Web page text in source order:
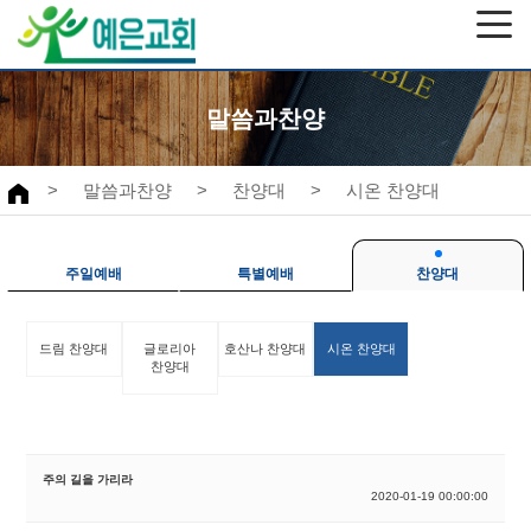
말씀과찬양
> 말씀과찬양 > 찬양대 > 시온 찬양대
주일예배 특별예배 찬양대
드림 찬양대
글로리아
찬양대
호산나 찬양대 시온 찬양대
주의 길을 가리라
2020-01-19 00:00:00